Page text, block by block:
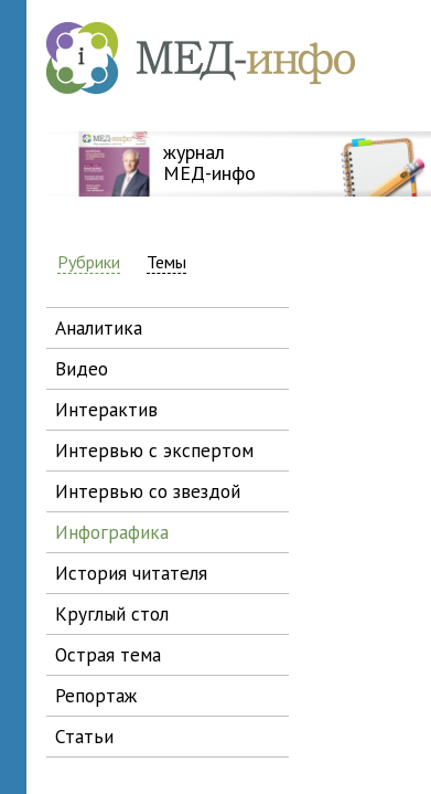
журнал
МЕД-инфо
Рубрики Темы
аналитика
видео
интерактив
интервью с экспертом
интервью со звездой
инфографика
история читателя
круглый стол
острая тема
репортаж
статьи